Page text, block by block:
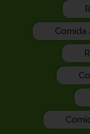
Comida